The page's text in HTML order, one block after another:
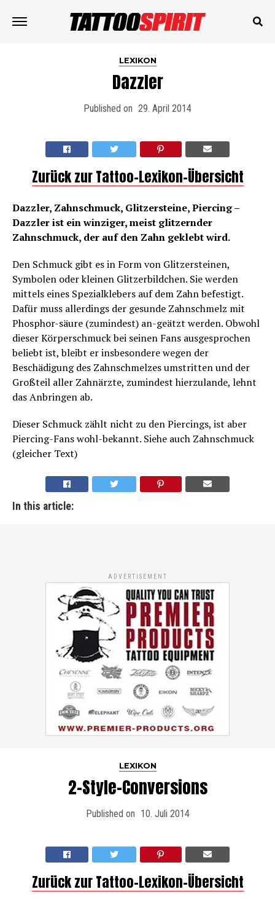
LEXIKON
Dazzler
Published on 29. April 2014
Zurück zur Tattoo-Lexikon-Übersicht
Dazzler, Zahnschmuck, Glitzersteine, Piercing –
Dazzler ist ein winziger, meist glitzernder
Zahnschmuck, der auf den Zahn geklebt wird.
Den Schmuck gibt es in Form von Glitzersteinen,
Symbolen oder kleinen Glitzerbildchen. Sie werden
mittels eines Spezialklebers auf dem Zahn befestigt.
Dafür muss allerdings der gesunde Zahnschmelz mit
Phosphor-säure (zumindest) an-geätzt werden. Obwohl
dieser Körperschmuck bei seinen Fans ausgesprochen
beliebt ist, bleibt er insbesondere wegen der
Beschädigung des Zahnschmelzes umstritten und der
Großteil aller Zahnärzte, zumindest hierzulande, lehnt
das Anbringen ab.
Dieser Schmuck zählt nicht zu den Piercings, ist aber
Piercing-Fans wohl-bekannt. Siehe auch Zahnschmuck
(gleicher Text)
In this article:
ADVERTISEMENT
LEXIKON
2-Style-Conversions
Published on 10. Juli 2014
Zurück zur Tattoo-Lexikon-Übersicht